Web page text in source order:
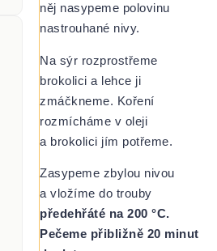
něj nasypeme polovinu
nastrouhané nivy.
Na sýr rozprostřeme
brokolici a lehce ji
zmáčkneme. Koření
rozmícháme v oleji
a brokolici jím potřeme.
Zasypeme zbylou nivou
a vložíme do trouby
předehřáté na 200 °C.
Pečeme přibližně 20 minut